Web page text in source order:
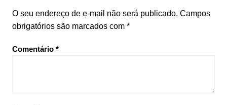
O seu endereço de e-mail não será publicado. Campos
obrigatórios são marcados com *
Comentário *